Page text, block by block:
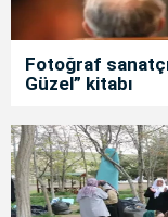
Fotoğraf
Güzel” kitabı